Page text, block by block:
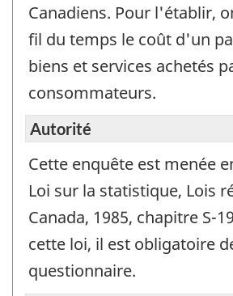
Canadiens. Pour l'établir,
fil du temps le coût d'un
biens et services achetés
consommateurs.
Autorité
Cette enquête est menée
Loi sur la statistique, Lois
Canada, 1985, chapitre S-
cette loi, il est obligatoire
questionnaire.